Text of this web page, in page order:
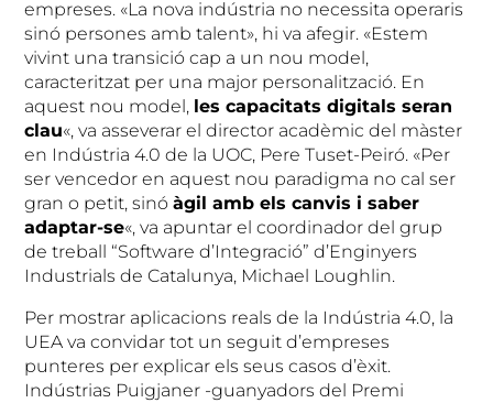
empreses. «La nova indústria no necessita operaris
sinó persones amb talent», hi va afegir. «Estem
vivint una transició cap a un nou model,
caracteritzat per una major personalització. En
aquest nou model, les capacitats digitals seran
clau«, va asseverar el director acadèmic del màster
en Indústria 4.0 de la UOC, Pere Tuset-Peiró. «Per
ser vencedor en aquest nou paradigma no cal ser
gran o petit, sinóàgil amb els canvis i saber
adaptar-se«, va apuntar el coordinador del grup
de treball “Software d’Integració” d’Enginyers
Industrials de Catalunya, Michael Loughlin.
Per mostrar aplicacions reals de la Indústria 4.0, la
UEA va convidar tot un seguit d’empreses
punteres per explicar els seus casos d’èxit.
Indústrias Puigjaner -guanyadors del Premi